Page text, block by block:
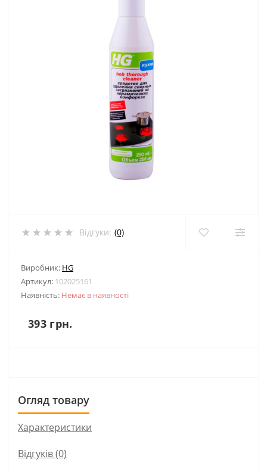
Відгуки: (0)
Виробник: HG
Артикул: 102025161
Наявність: Немає в наявності
393 грн.
Огляд товару
Характеристики
Відгуків (0)